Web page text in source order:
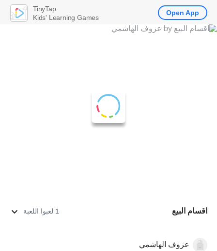
اقسام البيع 1 لعبوا اللعبة
اللغة العربية
عزوف الهاشمي
TinyTap
Kids' Learning Games
Open App